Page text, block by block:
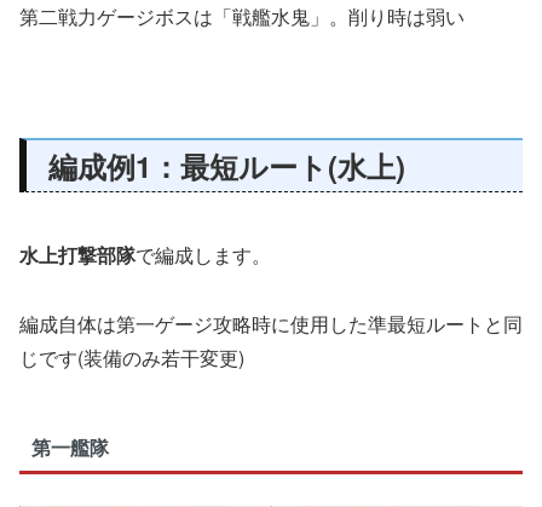
第二戦力ゲージボスは「戦艦水鬼」。削り時は弱い
編成例1：最短ルート(水上)
水上打撃部隊で編成します。
編成自体は第一ゲージ攻略時に使用した準最短ルートと同
じです(装備のみ若干変更)
第一艦隊